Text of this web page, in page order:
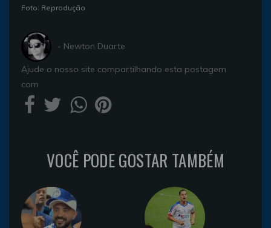
Foto: Reprodução
- Newton Duarte
Ajude o nosso site compartilhando esta postagem
com
VOCÊ PODE GOSTAR TAMBÉM